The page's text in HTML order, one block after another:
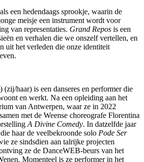
een hedendaags sprookje, waarin de
meisje een instrument wordt voor
van representaties. Grand Repos is een
en verhalen die we onszelf vertellen, en
uit het verleden die onze identiteit
(zij/haar) is een danseres en performer die
en werkt. Na een opleiding aan het
van Antwerpen, waar ze in 2022
met de Weense choreografe Florentina
A Divine Comedy. In datzelfde jaar
haar de veelbekroonde solo Pode Ser
ze sindsdien aan talrijke projecten
ze de DanceWEB-beurs van het
Momenteel is ze performer in het